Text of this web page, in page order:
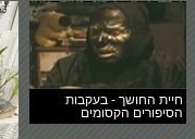
חיית החושך - בעקבות
הסיפורים הקסומים